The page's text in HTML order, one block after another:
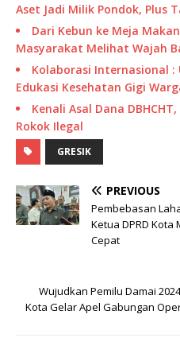
Aset Jadi Milik Pondok, Plus
Dari Kebun ke Meja
Masyarakat Melihat Wajah
Kolaborasi Internasional :
Edukasi Kesehatan Gigi
Kenali Asal Dana
Rokok Ilegal
GRESIK
PREVIOUS
Pembebasan
Ketua DPRD
Cepat
Wujudkan Pemilu Damai
Kota Gelar Apel Gabungan